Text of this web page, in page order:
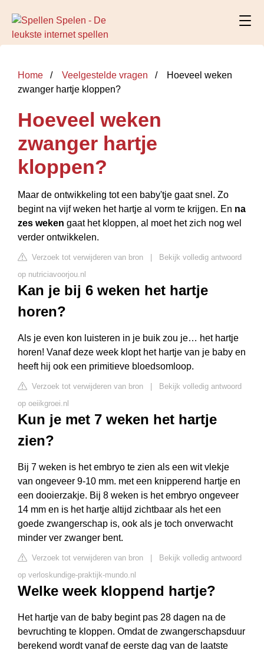
Home Veelgestelde vragen
Hoeveel weken
zwanger hartje kloppen?
Hoeveel weken
zwanger hartje
kloppen?
Maar de ontwikkeling tot een baby'tje gaat snel. Zo
begint na vijf weken het hartje al vorm te krijgen. En na
zes weken gaat het kloppen, al moet het zich nog wel
verder ontwikkelen.
Verzoek tot verwijderen van bron
Bekijk volledig antwoord
op nutriciavoorjou.nl
Kan je bij 6 weken het hartje
horen?
Als je even kon luisteren in je buik zou je… het hartje
horen! Vanaf deze week klopt het hartje van je baby en
heeft hij ook een primitieve bloedsomloop.
Verzoek tot verwijderen van bron
Bekijk volledig antwoord
op oeiikgroei.nl
Kun je met 7 weken het hartje
zien?
Bij 7 weken is het embryo te zien als een wit vlekje
van ongeveer 9-10 mm. met een knipperend hartje en
een dooierzakje. Bij 8 weken is het embryo ongeveer
14 mm en is het hartje altijd zichtbaar als het een
goede zwangerschap is, ook als je toch onverwacht
minder ver zwanger bent.
Verzoek tot verwijderen van bron
Bekijk volledig antwoord
op verloskundige-praktijk-mundo.nl
Welke week kloppend hartje?
Het hartje van de baby begint pas 28 dagen na de
bevruchting te kloppen. Omdat de zwangerschapsduur
berekend wordt vanaf de eerste dag van de laatste